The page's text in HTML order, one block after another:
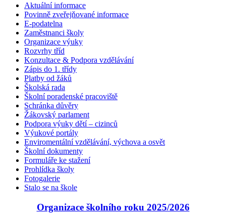
Aktuální informace
Povinně zveřejňované informace
E-podatelna
Zaměstnanci školy
Organizace výuky
Rozvrhy tříd
Konzultace & Podpora vzdělávání
Zápis do 1. třídy
Platby od žáků
Školská rada
Školní poradenské pracoviště
Schránka důvěry
Žákovský parlament
Podpora výuky dětí – cizinců
Výukové portály
Enviromentální vzdělávání, výchova a osvět
Školní dokumenty
Formuláře ke stažení
Prohlídka školy
Fotogalerie
Stalo se na škole
Organizace školního roku 2025/2026